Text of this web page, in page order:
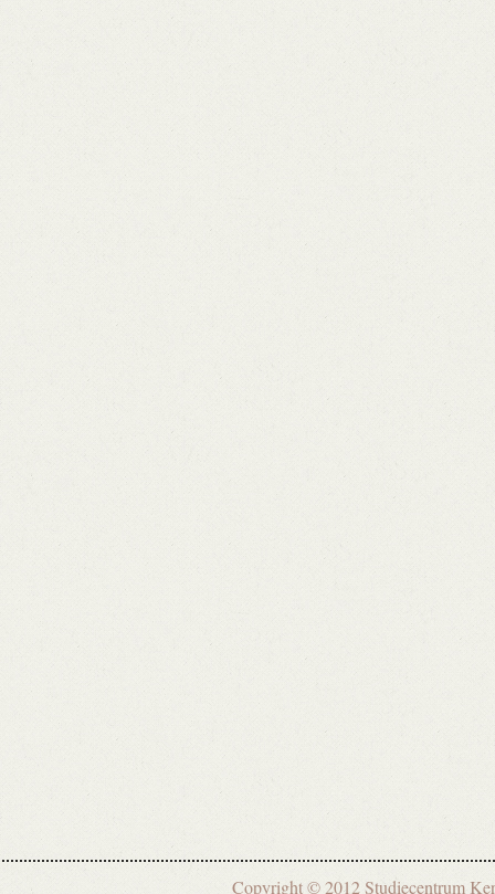
Copyright © 2012 Studiecentrum